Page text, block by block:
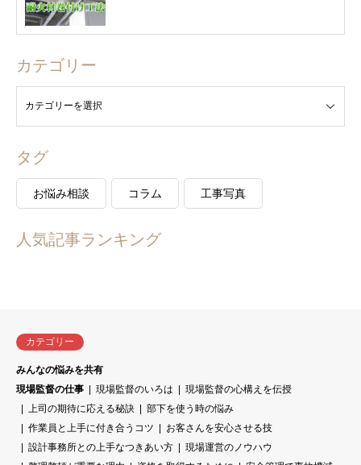
カテゴリー
タグ
お悩み相談 コラム 工事写真
人気記事ランキング
カテゴリー
みんなの悩みを共有
現場監督の仕事
現場監督のいろは
現場監督の心構えを伝授
上司の期待に応える秘訣
部下を使う時の悩み
作業員と上手に付き合うコツ
お客さんを安心させる技
設計事務所との上手なつきあい方
現場運営のノウハウ